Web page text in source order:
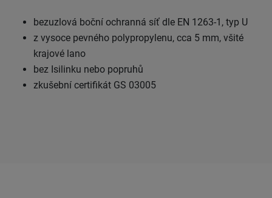
bezuzlová boční ochranná síť dle EN 1263-1, typ U
z vysoce pevného polypropylenu, cca 5 mm, všité
krajové lano
bez Isilinku nebo popruhů
zkušební certifikát GS 03005